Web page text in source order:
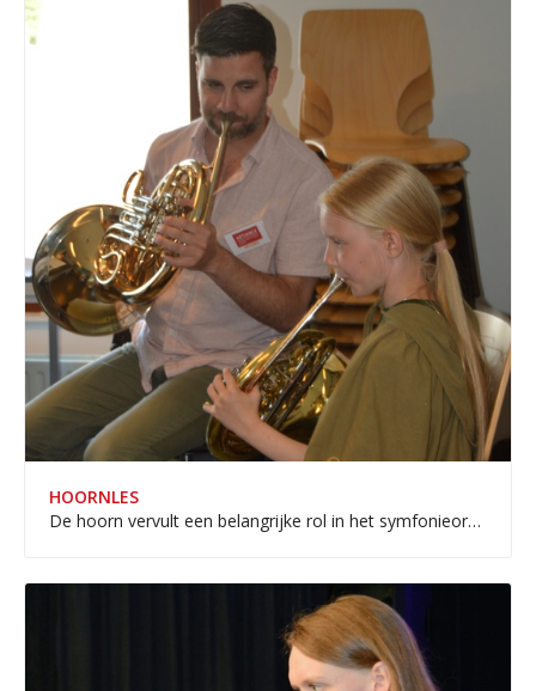
HOORNLES
De hoorn vervult een belangrijke rol in het symfonieorkest.